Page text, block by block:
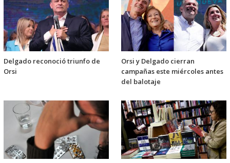
Delgado reconoció triunfo de
Orsi
Orsi y Delgado cierran
campañas este miércoles antes
del balotaje